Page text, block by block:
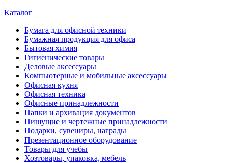
Каталог
Бумага для офисной техники
Бумажная продукция для офиса
Бытовая химия
Гигиенические товары
Деловые аксессуары
Компьютерные и мобильные аксессуары
Офисная кухня
Офисная техника
Офисные принадлежности
Папки и архивация документов
Пишущие и чертежные принадлежности
Подарки, сувениры, награды
Презентационное оборудование
Товары для учебы
Хозтовары, упаковка, мебель